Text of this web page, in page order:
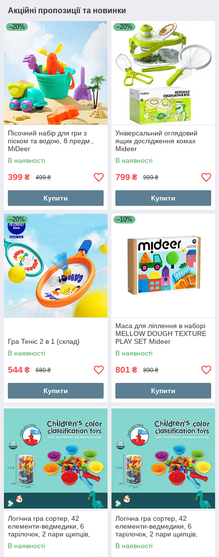
Акційні пропозиції та новинки
–20%
Пісочний набір для гри з
піском та водою, 8 предм.,
MiDeer
В наявності
399 ₴ 499 ₴
Купити
–20%
Універсальний оглядовий
ящик дослідження комах
Mideer
В наявності
799 ₴ 999 ₴
Купити
–20%
Гра Теніс 2 в 1 (склад)
В наявності
544 ₴ 680 ₴
Купити
–10%
Маса для ліплення в наборі
MELLOW DOUGH TEXTURE
PLAY SET Mideer
В наявності
801 ₴ 890 ₴
Купити
Логічна гра сортер, 42
елементи-ведмедики, 6
тарілочок, 2 пари щипців,
елементи з'єднуються
В наявності
Логічна гра сортер, 42
елементи-ведмедики, 6
тарілочок, 2 пари щипців,
елементи з'єднуються
В наявності